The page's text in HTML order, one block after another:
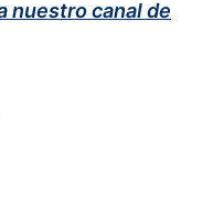
nuestro canal de